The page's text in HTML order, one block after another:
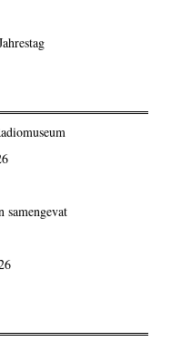
samengevat